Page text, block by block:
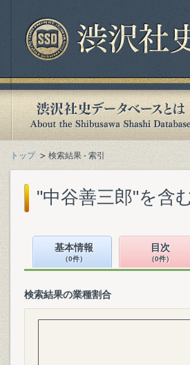
トップ 検索結果 - 索引
"中谷善三郎"を含
基本情報
（0件）
目次
（0件）
検索結果の業種割合